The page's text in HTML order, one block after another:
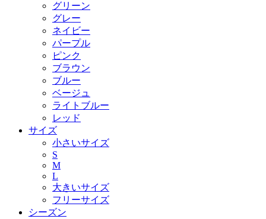
グリーン
グレー
ネイビー
パープル
ピンク
ブラウン
ブルー
ベージュ
ライトブルー
レッド
サイズ
小さいサイズ
S
M
L
大きいサイズ
フリーサイズ
シーズン